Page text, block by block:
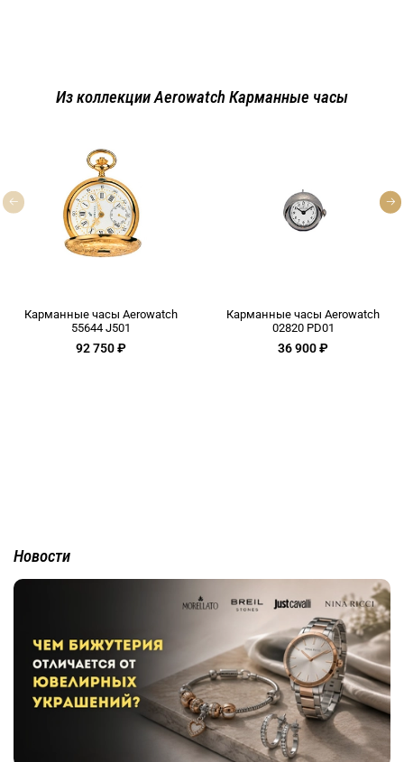
Из коллекции Aerowatch Карманные часы
Карманные часы Aerowatch
55644 J501
92 750 ₽
Карманные часы Aerowatch
02820 PD01
36 900 ₽
Новости